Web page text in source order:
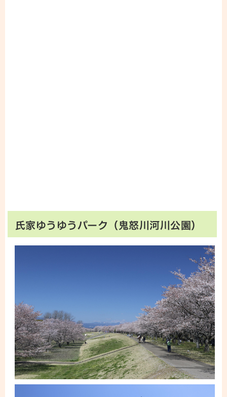
氏家ゆうゆうパーク（鬼怒川河川公園）